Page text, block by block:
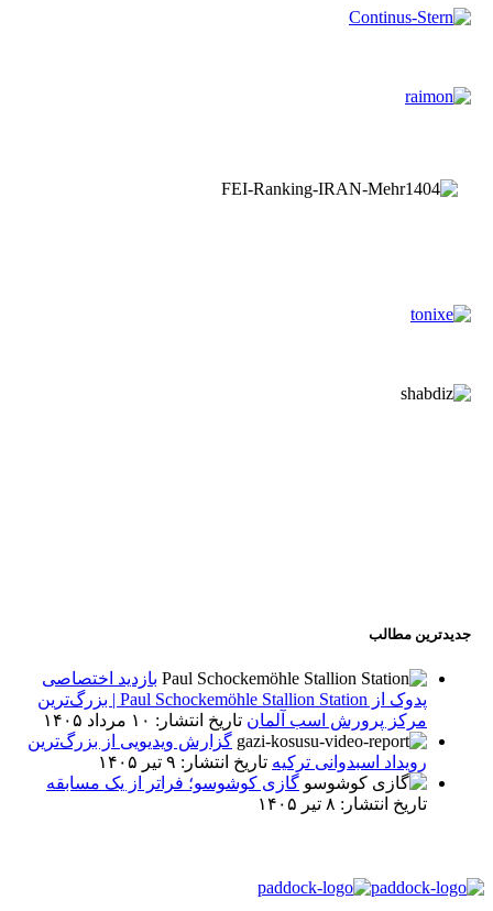
جدیدترین مطالب
بازدید اختصاصی
پدوک از Paul Schockemöhle Stallion Station | بزرگ‌ترین
مرکز پرورش اسب آلمان تاریخ انتشار: ۱۰ مرداد ۱۴۰۵
گزارش ویدیویی از بزرگ‌ترین
رویداد اسبدوانی ترکیه تاریخ انتشار: ۹ تیر ۱۴۰۵
گازی کوشوسو؛ فراتر از یک مسابقه
تاریخ انتشار: ۸ تیر ۱۴۰۵